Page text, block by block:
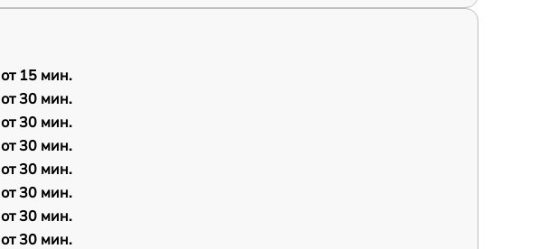
от 15 мин.
от 30 мин.
от 30 мин.
от 30 мин.
от 30 мин.
от 30 мин.
от 30 мин.
от 30 мин.